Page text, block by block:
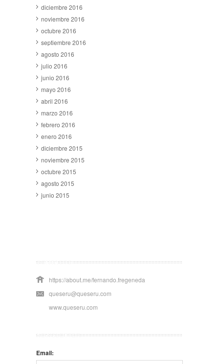
diciembre 2016
noviembre 2016
octubre 2016
septiembre 2016
agosto 2016
julio 2016
junio 2016
mayo 2016
abril 2016
marzo 2016
febrero 2016
enero 2016
diciembre 2015
noviembre 2015
octubre 2015
agosto 2015
junio 2015
CONTACTO
https://about.me/fernando.fregeneda
queseru@queseru.com
www.queseru.com
NEWSLETTER
Email: